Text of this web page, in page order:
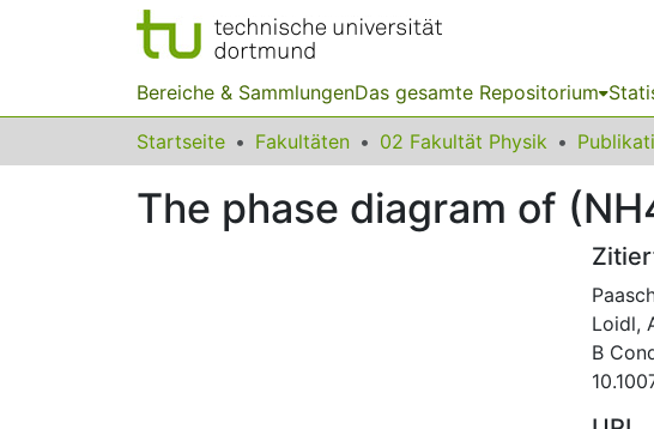
Bereiche & SammlungenDas gesamte Repositorium
Startseite Fakultäten 02 Fakultät Physik
The phase diagram of
Loidl,
B